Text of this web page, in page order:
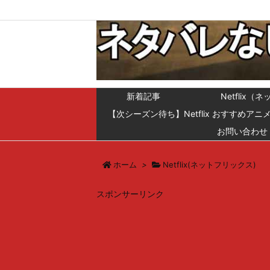
新着記事 Netflix（ネ
【次シーズン待ち】Netflix おすすめアニメ
お問い合わせ
ホーム > Netflix(ネットフリックス)
スポンサーリンク